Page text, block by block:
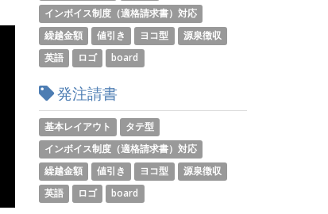
インボイス制度（適格請求書）対応
繰越金額
値引き ヨコ型
源泉徴収
英語
ロゴ board
発注請書
基本レイアウト
タテ型
インボイス制度（適格請求書）対応
繰越金額
値引き ヨコ型
源泉徴収
英語
ロゴ board